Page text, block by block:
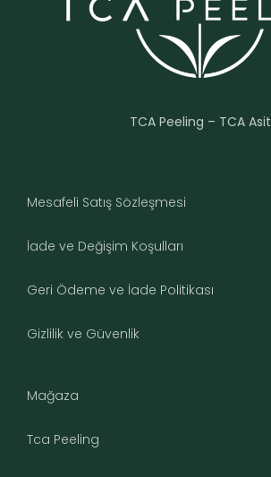
TCA Peeling – TCA Asit
Mesafeli Satış Sözleşmesi
İade ve Değişim Koşulları
Geri Ödeme ve İade Politikası
Gizlilik ve Güvenlik
Mağaza
Tca Peeling